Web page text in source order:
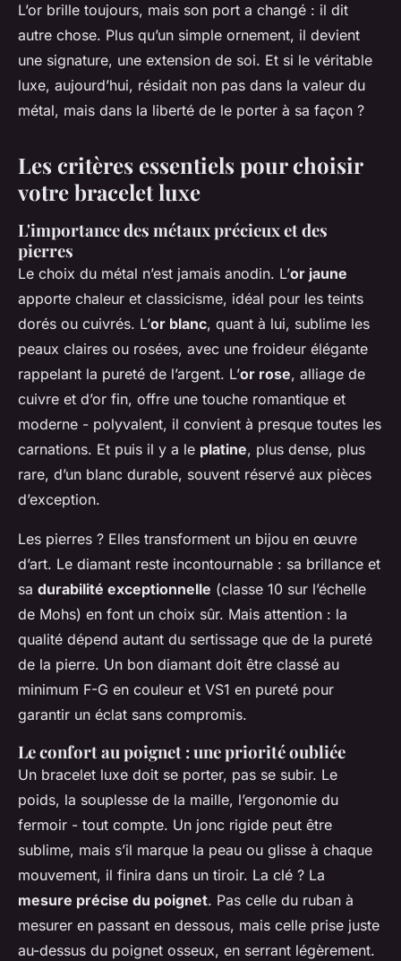
L’or brille toujours, mais son port a changé : il dit
autre chose. Plus qu’un simple ornement, il devient
une signature, une extension de soi. Et si le véritable
luxe, aujourd’hui, résidait non pas dans la valeur du
métal, mais dans la liberté de le porter à sa façon ?
Les critères essentiels pour choisir
votre bracelet luxe
L'importance des métaux précieux et des
pierres
Le choix du métal n’est jamais anodin. L’or jaune
apporte chaleur et classicisme, idéal pour les teints
dorés ou cuivrés. L’or blanc, quant à lui, sublime les
peaux claires ou rosées, avec une froideur élégante
rappelant la pureté de l’argent. L’or rose, alliage de
cuivre et d’or fin, offre une touche romantique et
moderne - polyvalent, il convient à presque toutes les
carnations. Et puis il y a le platine, plus dense, plus
rare, d’un blanc durable, souvent réservé aux pièces
d’exception.
Les pierres ? Elles transforment un bijou en œuvre
d’art. Le diamant reste incontournable : sa brillance et
sa durabilité exceptionnelle (classe 10 sur l’échelle
de Mohs) en font un choix sûr. Mais attention : la
qualité dépend autant du sertissage que de la pureté
de la pierre. Un bon diamant doit être classé au
minimum F-G en couleur et VS1 en pureté pour
garantir un éclat sans compromis.
Le confort au poignet : une priorité oubliée
Un bracelet luxe doit se porter, pas se subir. Le
poids, la souplesse de la maille, l’ergonomie du
fermoir - tout compte. Un jonc rigide peut être
sublime, mais s’il marque la peau ou glisse à chaque
mouvement, il finira dans un tiroir. La clé ? La
mesure précise du poignet. Pas celle du ruban à
mesurer en passant en dessous, mais celle prise juste
au-dessus du poignet osseux, en serrant légèrement.